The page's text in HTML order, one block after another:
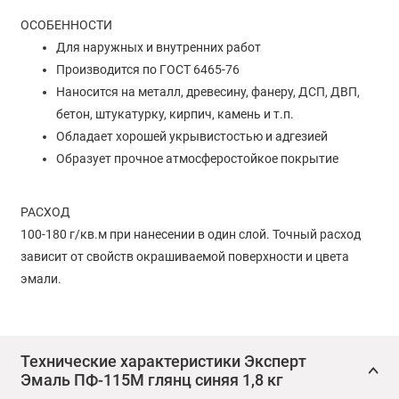
ОСОБЕННОСТИ
Для наружных и внутренних работ
Производится по ГОСТ 6465-76
Наносится на металл, древесину, фанеру, ДСП, ДВП,
бетон, штукатурку, кирпич, камень и т.п.
Обладает хорошей укрывистостью и адгезией
Образует прочное атмосферостойкое покрытие
РАСХОД
100-180 г/кв.м при нанесении в один слой. Точный расход
зависит от свойств окрашиваемой поверхности и цвета
эмали.
окрашенные поверхности очистить от отслаивающегося
покрытия. Металлические поверхности очис­тить от рыхлой
Технические характеристики Эксперт
Эмаль ПФ-115М глянц синяя 1,8 кг